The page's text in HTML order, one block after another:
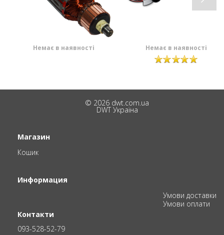
Немає в наявності Немає в наявності
© 2026 dwt.com.ua
DWT Україна
Магазин
Кошик
Информация
Умови доставки
Умови оплати
Контакти
093-528-52-79